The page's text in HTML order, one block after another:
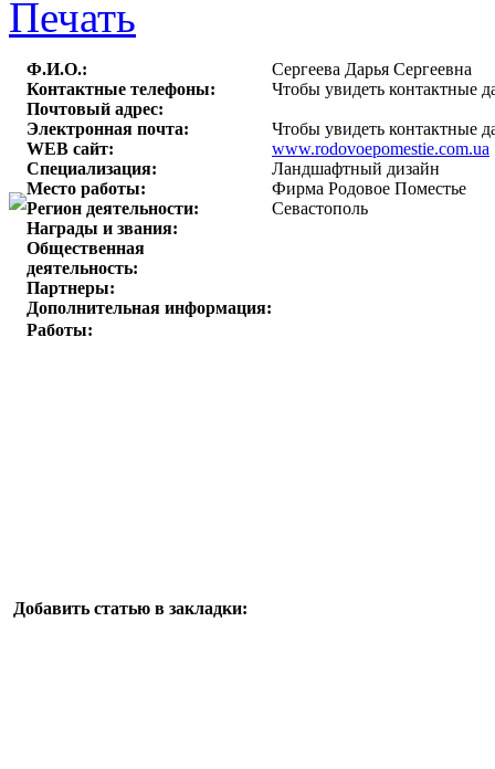
Ф.И.О.:
Сергеева Дарья Сергеевна
Контактные телефоны:
Чтобы увидеть контактные
Почтовый адрес:
Электронная почта:
Чтобы увидеть контактные
WEB сайт:
www.rodovoepomestie.com.ua
Специализация:
Ландшафтный дизайн
Место работы:
Фирма Родовое Поместье
Регион деятельности:
Севастополь
Награды и звания:
Общественная
деятельность:
Партнеры:
Дополнительная информация:
Работы:
Добавить статью в закладки: